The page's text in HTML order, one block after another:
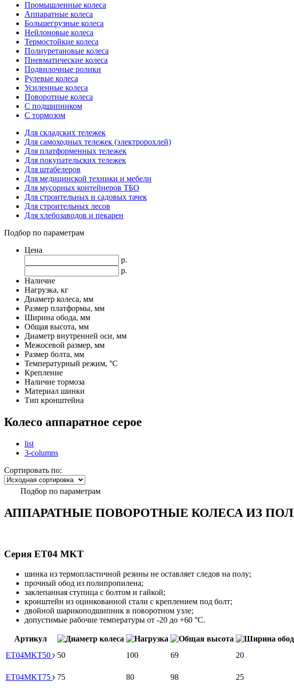
Промышленные колеса
Аппаратные колеса
Большегрузные колеса
Нейлоновые колеса
Термостойкие колеса
Полиуретановые колеса
Пневматические колеса
Подвилочные ролики
Рулевые колеса
Усиленные колеса
Поворотные колеса
С подшипником
С тормозом
Для складских тележек
Для самоходных тележек (электророхлей)
Для платформенных тележек
Для покупательских тележек
Для штабелеров
Для медицинской техники и мебели
Для мусорных контейнеров ТБО
Для строительных и садовых тачек
Для строительных лесов
Для хлебозаводов и пекарен
Подбор по параметрам
Цена
р.
р.
Наличие
Нагрузка, кг
Диаметр колеса, мм
Размер платформы, мм
Ширина обода, мм
Общая высота, мм
Диаметр внутренней оси, мм
Межосевой размер, мм
Размер болта, мм
Температурный режим, °С
Крепление
Наличие тормоза
Материал шинки
Тип кронштейна
Колесо аппаратное серое
list
3-columns
Сортировать по:
Подбор по параметрам
АППАРАТНЫЕ ПОВОРОТНЫЕ КОЛЕСА ИЗ
Серия ET04 MKT
шинка из термопластичной резины не оставляет следов на полу;
прочный обод из полипропилена;
заклепанная ступица с болтом и гайкой;
кронштейн из оцинкованной стали с креплением под болт;
двойной шарикоподшипник в поворотном узле;
допустимые рабочие температуры от -20 до +60 °С.
Артикул
ET04MKT50
50 100 69 20
ET04MKT75
75 80 98 25